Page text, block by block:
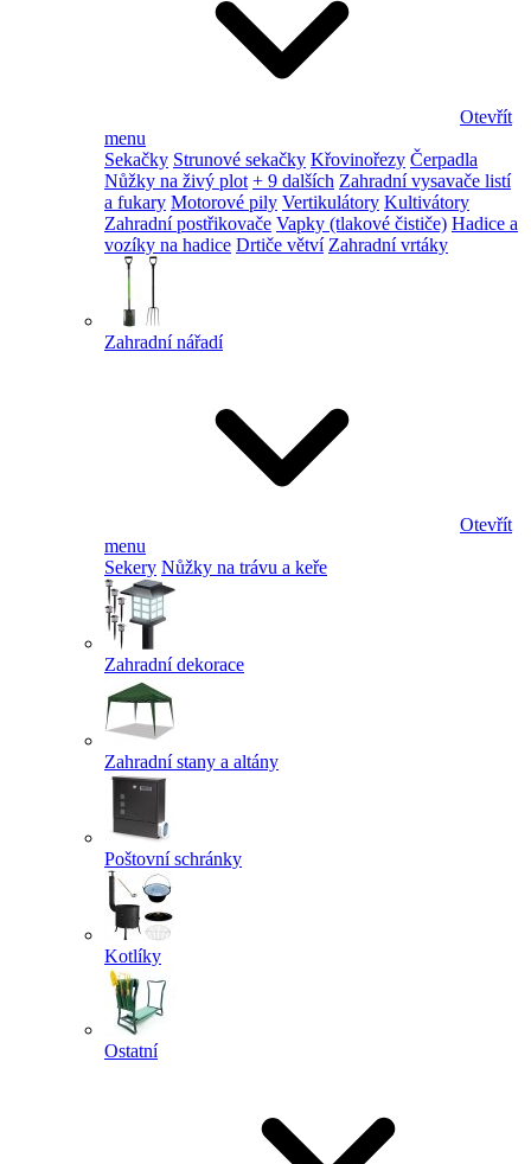
Otevřít
menu
Sekačky Strunové sekačky Křovinořezy Čerpadla
Nůžky na živý plot + 9 dalších Zahradní vysavače listí
a fukary Motorové pily Vertikulátory Kultivátory
Zahradní postřikovače Vapky (tlakové čističe) Hadice a
vozíky na hadice Drtiče větví Zahradní vrtáky
Zahradní nářadí
Otevřít
menu
Sekery Nůžky na trávu a keře
Zahradní dekorace
Zahradní stany a altány
Poštovní schránky
Kotlíky
Ostatní